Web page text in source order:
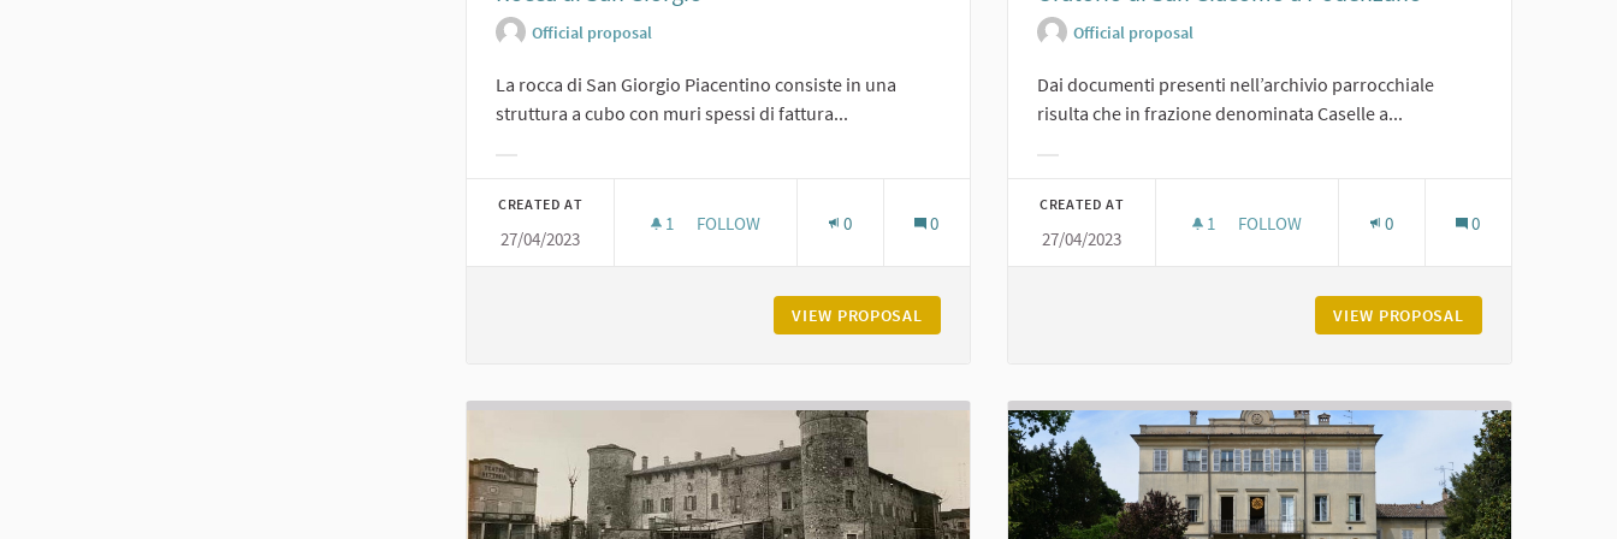
Official proposal
La rocca di San Giorgio Piacentino consiste in una
struttura a cubo con muri spessi di fattura...
CREATED AT
27/04/2023
1 1 FOLLOWER
FOLLOW 0 0
VIEW PROPOSAL
Official proposal
Dai documenti presenti nell’archivio parrocchiale
risulta che in frazione denominata Caselle a...
CREATED AT
27/04/2023
1 1 FOLLOWER
FOLLOW 0 0
VIEW PROPOSAL